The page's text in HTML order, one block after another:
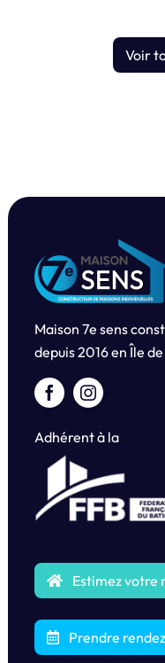
Voir
Maison 7e sens
depuis2016 en Île
Adhérent à la
Estimez votre
Prendre